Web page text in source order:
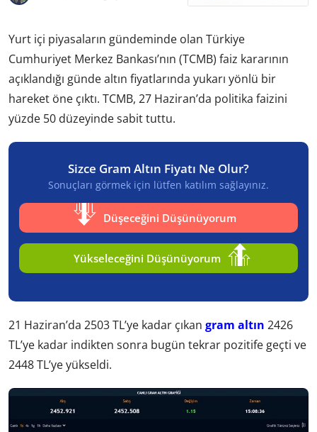
Yurt içi piyasaların gündeminde olan Türkiye
Cumhuriyet Merkez Bankası’nın (TCMB) faiz kararının
açıklandığı günde altın fiyatlarında yukarı yönlü bir
hareket öne çıktı. TCMB, 27 Haziran’da politika faizini
yüzde 50 düzeyinde sabit tuttu.
Sizce Gram Altın Fiyatı Ne Olur?
Sonuçları görmek için lütfen katılım sağlayınız.
Düşeceğini Düşünüyorum
Yükseleceğini Düşünüyorum
21 Haziran’da 2503 TL’ye kadar çıkan gram altın 2426
TL’ye kadar indikten sonra bugün tekrar pozitife geçti ve
2448 TL’ye yükseldi.